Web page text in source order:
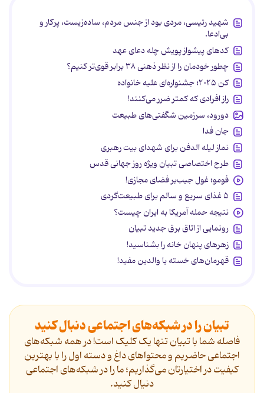
شهید رئیسی، مردی بود از جنس مردم، ساده‌زیست، پرکار و
بی‌ادعا.
کدهای پیشواز پویش چله دعای عهد
چطور خودمان را از نظر ذهنی ۳۸ برابر قوی‌تر کنیم؟
کن ۲۰۲۵؛ جشنواره‌ای علیه خانواده
راز افرادی که کمتر ضرر می‌کنند!
دورود، سرزمین شگفتی‌های طبیعت
جان فدا
نماز لیله الدفن برای شهدای بیت رهبری
طرح اختصاصی تبیان ویژه روز جهانی قدس
فومو؛ غول جیب‌بر فضای مجازی!
۵ غذای سریع و سالم برای طبیعت‌گردی
نتیجه حمله آمریکا به ایران چیست؟
رونمایی از اتاق برق جدید تبیان
زهرهای پنهان خانه را بشناسید!
قهرمان‌های خسته یا والدین مفید!
تبیان را در شبکه‌های اجتماعی دنبال کنید
فاصله شما با تبیان تنها یک کلیک است! در همه شبکه‌های
اجتماعی حاضریم و محتواهای داغ و دسته اول را با بهترین
کیفیت در اختیارتان می‌گذاریم؛ ما را در شبکه‌های اجتماعی
دنیال کنید.